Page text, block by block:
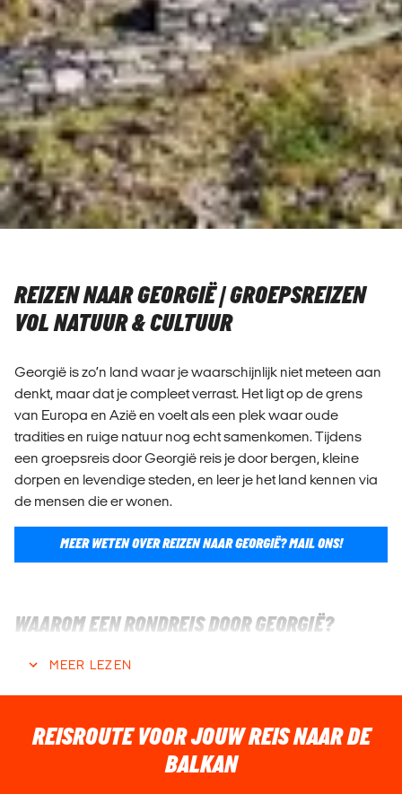
REIZEN NAAR GEORGIË | GROEPSREIZEN
VOL NATUUR & CULTUUR
Georgië is zo’n land waar je waarschijnlijk niet meteen aan
denkt, maar dat je compleet verrast. Het ligt op de grens
van Europa en Azië en voelt als een plek waar oude
tradities en ruige natuur nog echt samenkomen. Tijdens
een groepsreis door Georgië reis je door bergen, kleine
dorpen en levendige steden, en leer je het land kennen via
de mensen die er wonen.
MEER WETEN OVER REIZEN NAAR GEORGIË? MAIL ONS!
WAAROM EEN RONDREIS DOOR GEORGIË?
indrukwekkende landschappen en veel mogelijkheden om
sfeer hebben. Eten en samen aan tafel zitten speelt een
grote rol in het dagelijks leven, en je merkt al snel dat
MEER LEZEN
REISROUTE VOOR JOUW REIS NAAR DE
BALKAN